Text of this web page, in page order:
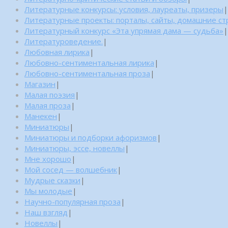
Литературные конкурсы: условия, лауреаты, призеры |
Литературные проекты: порталы, сайты, домашние
Литературный конкурс «Эта упрямая дама — судьба» |
Литературоведение. |
Любовная лирика |
Любовно-сентиментальная лирика |
Любовно-сентиментальная проза |
Магазин |
Малая поэзия |
Малая проза |
Манекен |
Миниатюры |
Миниатюры и подборки афоризмов |
Миниатюры, эссе, новеллы |
Мне хорошо |
Мой сосед — волшебник|
Мудрые сказки |
Мы молодые |
Научно-популярная проза |
Наш взгляд |
Новеллы |